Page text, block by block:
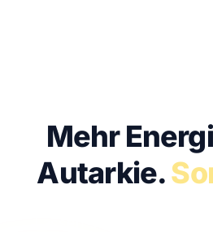
Mehr
Autarkie.